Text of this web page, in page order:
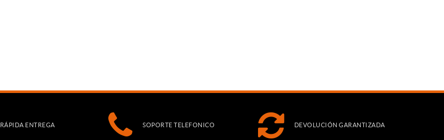
RÁPIDA ENTREGA SOPORTE TELEFONICO DEVOLUCIÓN GARANTIZADA